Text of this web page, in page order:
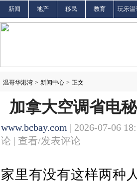
新闻 地产 移民 教育 玩乐温
温哥华港湾 > 新闻中心 > 正文
加拿大空调省电
www.bcbay.com | 2026-07-06
论 | 查看/发表评论
家里有没有这样两种